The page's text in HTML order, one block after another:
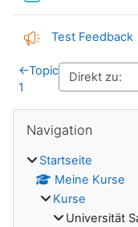
Test Feedback
←Topic
1
Navigation
Startseite
Meine Kurse
Kurse
Universität